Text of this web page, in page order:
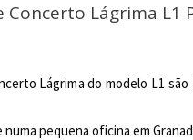
Concerto Lágrima L1
Lágrima do modelo L1
pequena oficina em